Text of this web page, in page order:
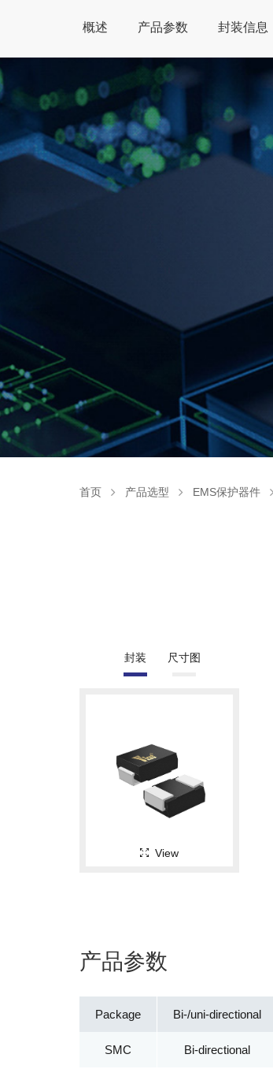
首页 产品选型 EMS保护器件
概述 产品参数 封装信息
封装 尺寸图
View
产品参数
Package
SMC
Bi-/uni-directional
Bi-directional